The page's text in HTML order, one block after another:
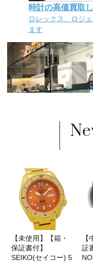
時計の高価買取
ロレックス、ロジ
ます
【未使用】【箱・
保証書付】
SEIKO(セイコー) 5
証